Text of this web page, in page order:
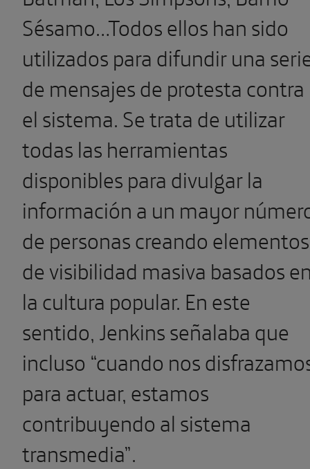
Sésamo…Todos ellos han sido
utilizados para difundir una
de mensajes de protesta contra
el sistema. Se trata de utilizar
todas las herramientas
disponibles para divulgar la
información a un mayor
de personas creando elementos
de visibilidad masiva basados
la cultura popular. En este
sentido, Jenkins señalaba que
incluso “cuando nos
para actuar, estamos
contribuyendo al sistema
transmedia”.